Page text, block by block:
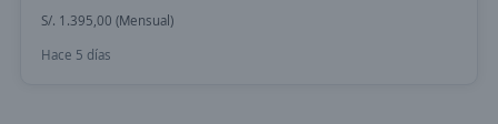
S/. 1.395,00 (Mensual)
Hace 5 días